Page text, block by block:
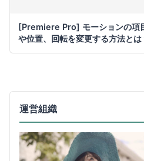
[Premiere Pro] モーションの項
や位置、回転を変更する方法とは
運営組織